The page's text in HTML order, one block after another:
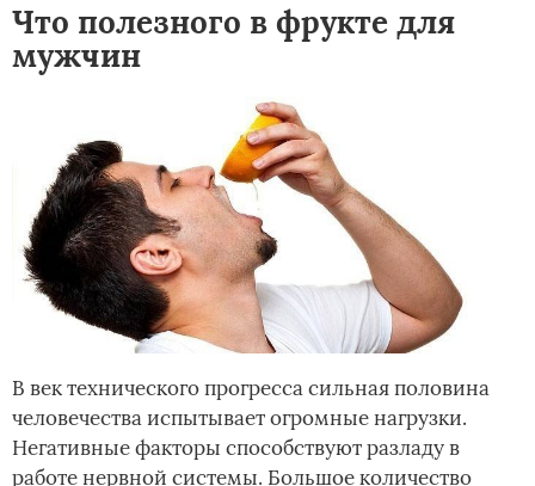
Что полезного в фрукте для
мужчин
В век технического прогресса сильная половина
человечества испытывает огромные нагрузки.
Негативные факторы способствуют разладу в
работе нервной системы. Большое количество